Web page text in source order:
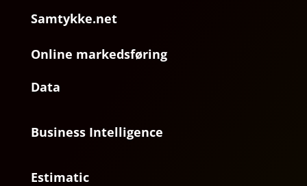
Samtykke.net
Online markedsføring
Data
Business Intelligence
Estimatic